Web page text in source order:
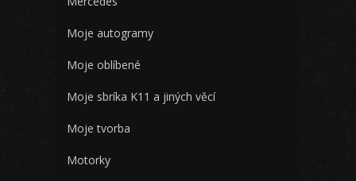
Moje autogramy
Moje oblíbené
Moje sbríka K11 a jiných věcí
Moje tvorba
Motorky